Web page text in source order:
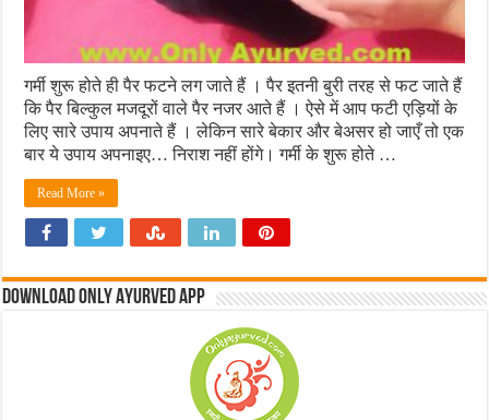
गर्मी शुरू होते ही पैर फटने लग जाते हैं । पैर इतनी बुरी तरह से फट जाते हैं
कि पैर बिल्कुल मजदूरों वाले पैर नजर आते हैं । ऐसे में आप फटी एड़ियों के
लिए सारे उपाय अपनाते हैं । लेकिन सारे बेकार और बेअसर हो जाएँ तो एक
बार ये उपाय अपनाइए… निराश नहीं होंगे। गर्मी के शुरू होते …
Read More »
Download Only Ayurved App